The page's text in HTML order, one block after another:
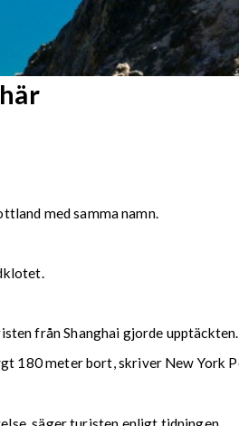
med samma namn.
från Shanghai gjorde upptäckten.
180 meter bort, skriver New York